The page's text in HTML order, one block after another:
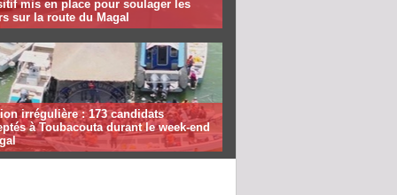
mis en place pour soulager les
sur la route du Magal
irrégulière : 173 candidats
à Toubacouta durant le week-end